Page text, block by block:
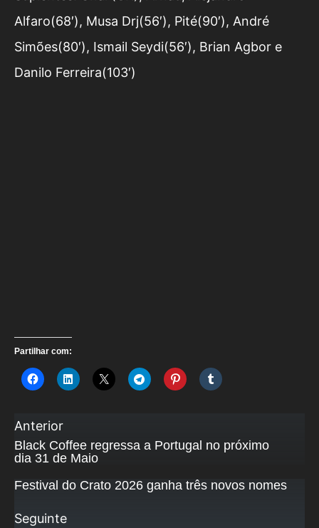
Alfaro(68′), Musa Drj(56′), Pité(90′), André
Simões(80′), Ismail Seydi(56′), Brian Agbor e
Danilo Ferreira(103′)
Partilhar com:
Anterior
Black Coffee regressa a Portugal no próximo
dia 31 de Maio
Festival do Crato 2026 ganha três novos nomes
Seguinte